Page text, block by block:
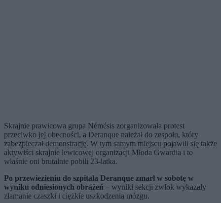
Skrajnie prawicowa grupa Némésis zorganizowała protest
przeciwko jej obecności, a Deranque należał do zespołu, który
zabezpieczał demonstrację. W tym samym miejscu pojawili się także
aktywiści skrajnie lewicowej organizacji Młoda Gwardia i to
właśnie oni brutalnie pobili 23-latka.
Po przewiezieniu do szpitala Deranque zmarł w sobotę w
wyniku odniesionych obrażeń – wyniki sekcji zwłok wykazały
złamanie czaszki i ciężkie uszkodzenia mózgu.